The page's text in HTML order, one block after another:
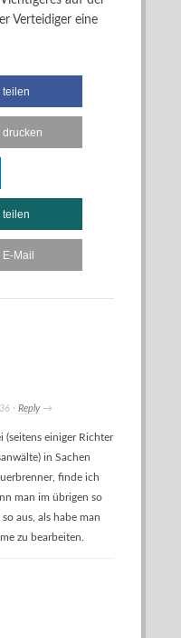
Verteidiger eine
teilen
drucken
teilen
E-Mail
· Reply→
(seitens einiger Richter
in Sachen
finde ich
man im übrigen so
aus, als habe man
zu bearbeiten.